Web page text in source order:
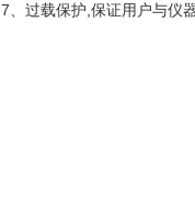
7、过载保护,保证用户与仪